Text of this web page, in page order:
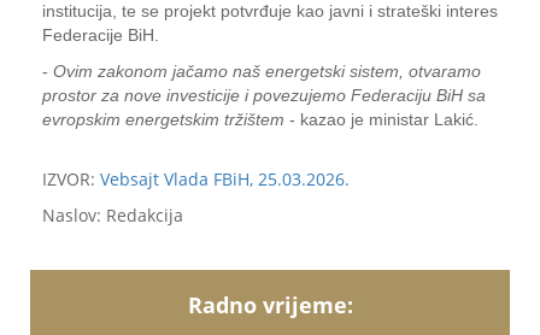
institucija, te se projekt potvrđuje kao javni i strateški interes
Federacije BiH.
- Ovim zakonom jačamo naš energetski sistem, otvaramo
prostor za nove investicije i povezujemo Federaciju BiH sa
evropskim energetskim tržištem - kazao je ministar Lakić.
IZVOR: Vebsajt Vlada FBiH, 25.03.2026.
Naslov: Redakcija
Radno vrijeme: